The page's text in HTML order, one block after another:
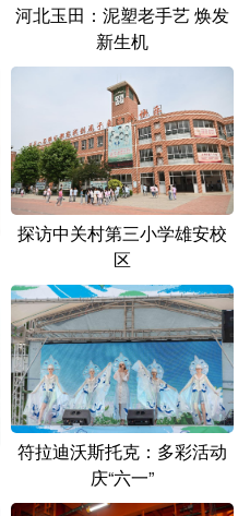
河北玉田：泥塑老手艺 焕发
新生机
探访中关村第三小学雄安校
区
符拉迪沃斯托克：多彩活动
庆“六一”